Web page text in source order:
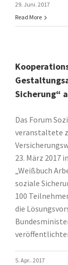
29. Juni. 2017
Read More
Sicherung“
Das Forum
veranstaltete
23. März 2017
„Weißbuch
soziale
100
die
5. Apr.. 2017